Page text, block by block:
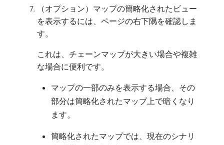
（オプション）マップの簡略化されたビュー
を表示するには、ページの右下隅を確認しま
す。
これは、チェーンマップが大きい場合や複雑
な場合に便利です。
マップの一部のみを表示する場合、その
部分は簡略化されたマップ上で暗くなり
ます。
簡略化されたマップでは、現在のシナリ